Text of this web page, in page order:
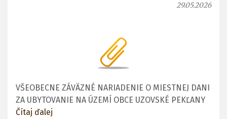
29.05.2026
VŠEOBECNE ZÁVÄZNÉ NARIADENIE O MIESTNEJ DANI
ZA UBYTOVANIE NA ÚZEMÍ OBCE UZOVSKÉ PEKĽANY
Čítaj ďalej